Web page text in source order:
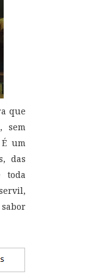
que
sem
um
das
toda